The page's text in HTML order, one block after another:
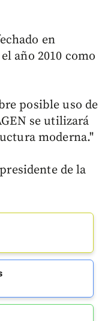
en
año 2010 como
posible uso de
se utilizará
moderna."
de la